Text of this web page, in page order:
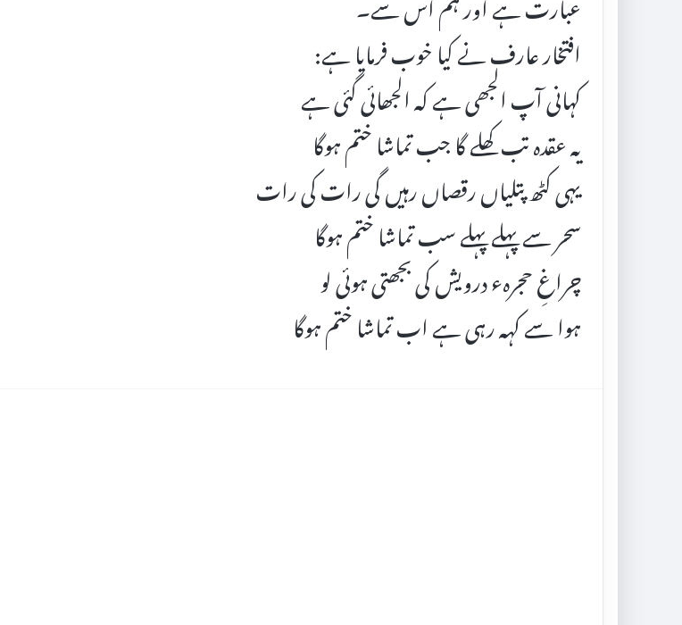
افتخار عارف نے کیا خوب فرمایا ہے:
کہانی آپ الجھی ہے کہ الجھائی گئی ہے
یہ عقدہ تب کھلے گا جب تماشا ختم ہوگا
یہی کٹھ پتلیاں رقصاں رہیں گی رات کی رات
سحر سے پہلے پہلے سب تماشا ختم ہوگا
چراغِ حجرہء درویش کی بجھتی ہوئی لو
ہوا سے کہہ رہی ہے اب تماشا ختم ہوگا